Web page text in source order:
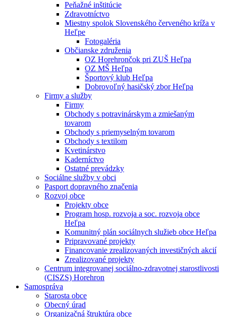
Peňažné inštitúcie
Zdravotníctvo
Miestny spolok Slovenského červeného kríža v
Heľpe
Fotogaléria
Občianske združenia
OZ Horehrončok pri ZUŠ Heľpa
OZ MŠ Heľpa
Športový klub Heľpa
Dobrovoľný hasičský zbor Heľpa
Firmy a služby
Firmy
Obchody s potravinárskym a zmiešaným
tovarom
Obchody s priemyselným tovarom
Obchody s textilom
Kvetinárstvo
Kaderníctvo
Ostatné prevádzky
Sociálne služby v obci
Pasport dopravného značenia
Rozvoj obce
Projekty obce
Program hosp. rozvoja a soc. rozvoja obce
Heľpa
Komunitný plán sociálnych služieb obce Heľpa
Pripravované projekty
Financovanie zrealizovaných investičných akcií
Zrealizované projekty
Centrum integrovanej sociálno-zdravotnej starostlivosti
(CISZS) Horehron
Samospráva
Starosta obce
Obecný úrad
Organizačná štruktúra obce